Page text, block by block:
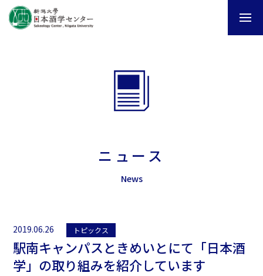
ニュース
News
2019.06.26 トピックス
駅南キャンパスときめいとにて「日本酒
学」の取り組みを紹介しています